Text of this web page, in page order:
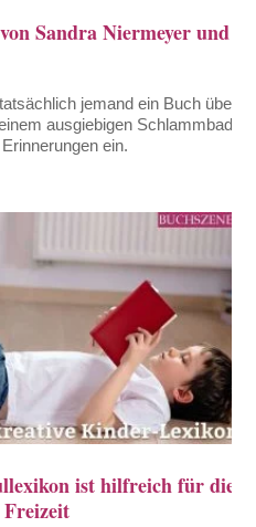
Sandra Niermeyer und
jemand ein Buch über
ausgiebigen Schlammbad
ein.
ist hilfreich für die